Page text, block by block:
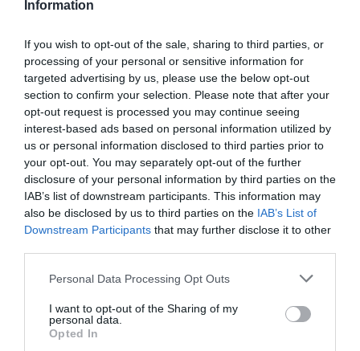
Information
If you wish to opt-out of the sale, sharing to third parties, or
processing of your personal or sensitive information for
targeted advertising by us, please use the below opt-out
section to confirm your selection. Please note that after your
opt-out request is processed you may continue seeing
interest-based ads based on personal information utilized by
us or personal information disclosed to third parties prior to
your opt-out. You may separately opt-out of the further
disclosure of your personal information by third parties on the
IAB’s list of downstream participants. This information may
also be disclosed by us to third parties on the IAB’s List of
Downstream Participants that may further disclose it to other
Personal Data Processing Opt Outs
I want to opt-out of the Sharing of my
personal data.
Opted In
Svampstuvning
Ett grundrecept på svampstuvning som funkar till
all slags matsvamp. Du kan använda färsk svamp,
fryst...
RECEPT